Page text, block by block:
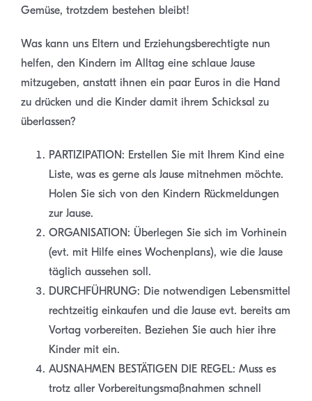
Gemüse, trotzdem bestehen bleibt!
Was kann uns Eltern und Erziehungsberechtigte nun
helfen, den Kindern im Alltag eine schlaue Jause
mitzugeben, anstatt ihnen ein paar Euros in die Hand
zu drücken und die Kinder damit ihrem Schicksal zu
überlassen?
PARTIZIPATION: Erstellen Sie mit Ihrem Kind eine
Liste, was es gerne als Jause mitnehmen möchte.
Holen Sie sich von den Kindern Rückmeldungen
zur Jause.
ORGANISATION: Überlegen Sie sich im Vorhinein
(evt. mit Hilfe eines Wochenplans), wie die Jause
täglich aussehen soll.
DURCHFÜHRUNG: Die notwendigen Lebensmittel
rechtzeitig einkaufen und die Jause evt. bereits am
Vortag vorbereiten. Beziehen Sie auch hier ihre
Kinder mit ein.
AUSNAHMEN BESTÄTIGEN DIE REGEL: Muss es
trotz aller Vorbereitungsmaßnahmen schnell